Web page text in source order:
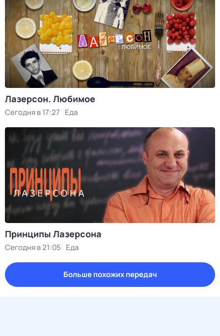
Лазерсон. Любимое
Сегодня в 17:27 Еда
Принципы Лазерсона
Сегодня в 21:05 Еда
Больше похожих передач